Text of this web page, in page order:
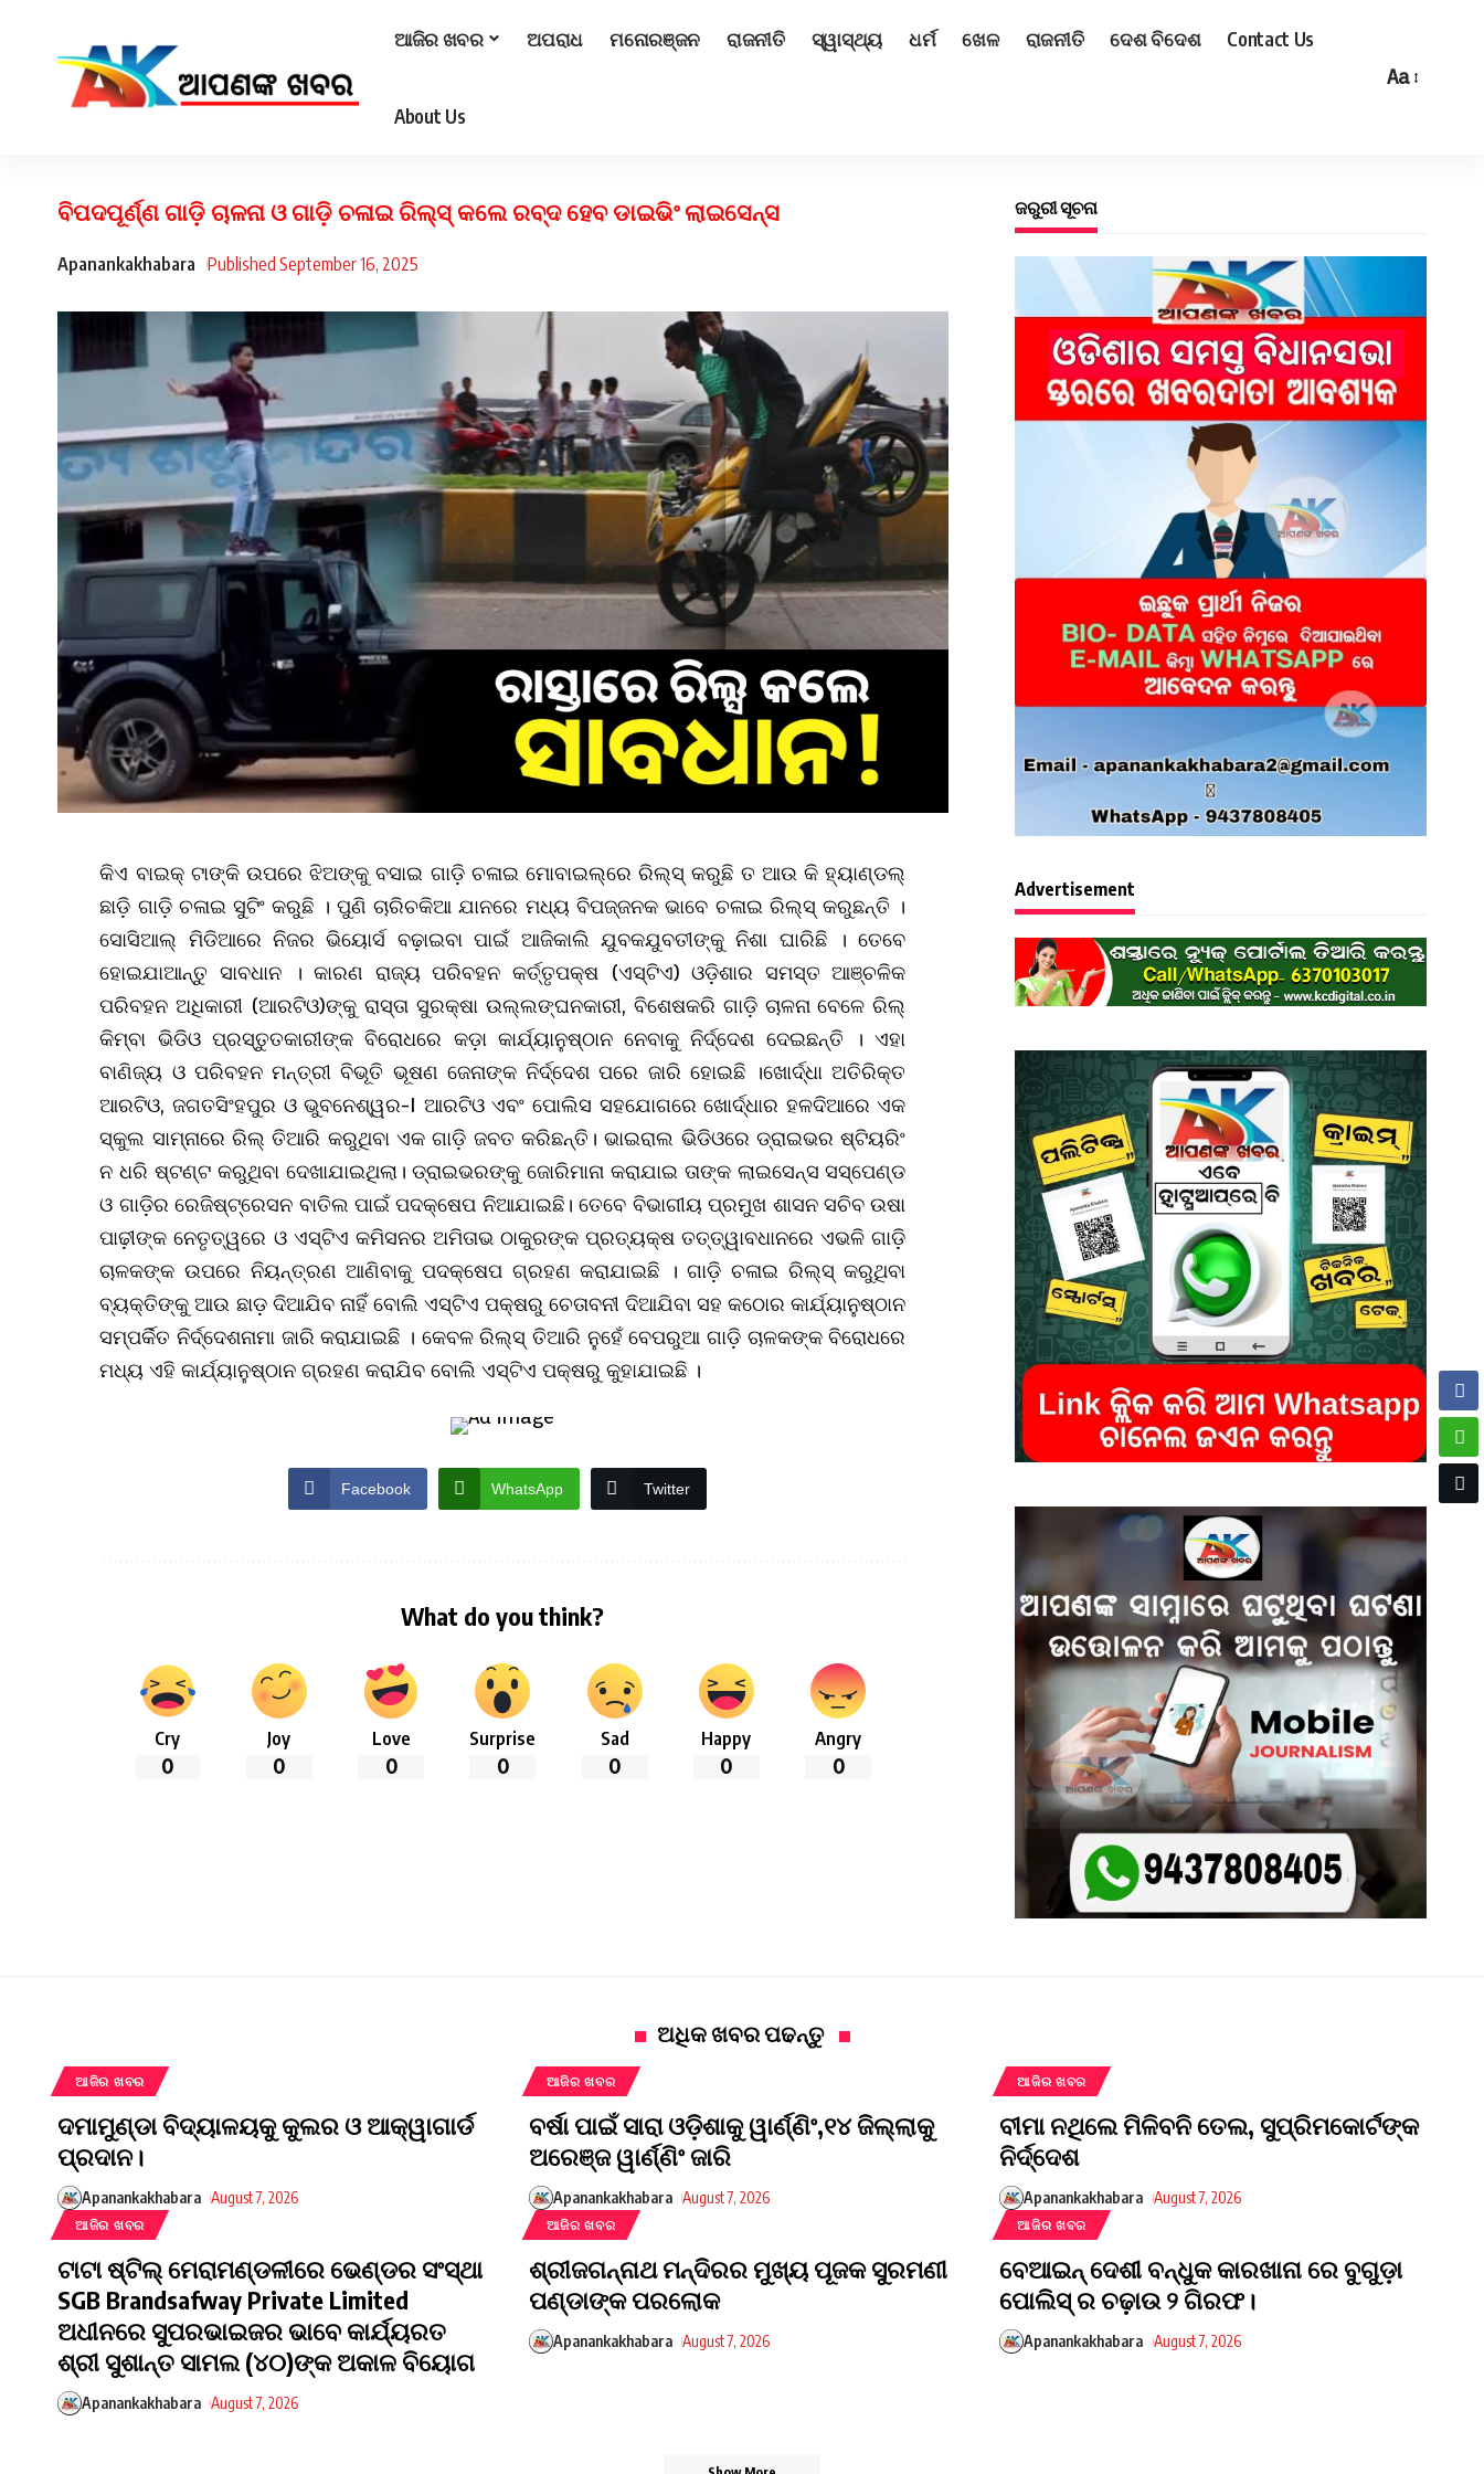
ଆଜିର ଖବର ଅପରାଧ ମନୋରଞ୍ଜନ ରାଜନୀତି ସ୍ୱାସ୍ଥ୍ୟ ଧର୍ମ ଖେଳ ରାଜନୀତି ଦେଶ ବିଦେଶ Contact Us
About Us
Aa
ବିପଦପୂର୍ଣ୍ଣ ଗାଡ଼ି ଚାଳନା ଓ ଗାଡ଼ି ଚଳାଇ ରିଲ୍‌ସ୍‌ କଲେ ରବ୍ଦ ହେବ ଡାଇଭିଂ ଲାଇସେନ୍ସ
Apanankakhabara Published September 16, 2025
କିଏ ବାଇକ୍‌ ଟାଙ୍କି ଉପରେ ଝିଅଙ୍କୁ ବସାଇ ଗାଡ଼ି ଚଳାଇ ମୋବାଇଲ୍‌ରେ ରିଲ୍‌ସ୍‌ କରୁଛି ତ ଆଉ କି ହ୍ୟାଣ୍ଡଲ୍‌
ଛାଡ଼ି ଗାଡ଼ି ଚଳାଇ ସୁଟିଂ କରୁଛି । ପୁଣି ଚାରିଚକିଆ ଯାନରେ ମଧ୍ୟ ବିପଜ୍ଜନକ ଭାବେ ଚଳାଇ ରିଲ୍‌ସ୍‌ କରୁଛନ୍ତି ।
ସୋସିଆଲ୍‌ ମିଡିଆରେ ନିଜର ଭିୟୋର୍ସ ବଢ଼ାଇବା ପାଇଁ ଆଜିକାଲି ଯୁବକଯୁବତୀଙ୍କୁ ନିଶା ଘାରିଛି । ତେବେ
ହୋଇଯାଆନ୍ତୁ ସାବଧାନ । କାରଣ ରାଜ୍ୟ ପରିବହନ କର୍ତ୍ତୃପକ୍ଷ (ଏସ୍‌ଟିଏ) ଓଡ଼ିଶାର ସମସ୍ତ ଆଞ୍ଚଳିକ
ପରିବହନ ଅଧିକାରୀ (ଆରଟିଓ)ଙ୍କୁ ରାସ୍ତା ସୁରକ୍ଷା ଉଲ୍ଲଙ୍ଘନକାରୀ, ବିଶେଷକରି ଗାଡ଼ି ଚାଳନା ବେଳେ ରିଲ୍‌
କିମ୍ବା ଭିଡିଓ ପ୍ରସ୍ତୁତକାରୀଙ୍କ ବିରୋଧରେ କଡ଼ା କାର୍ଯ୍ୟାନୁଷ୍ଠାନ ନେବାକୁ ନିର୍ଦ୍ଦେଶ ଦେଇଛନ୍ତି । ଏହା
ବାଣିଜ୍ୟ ଓ ପରିବହନ ମନ୍ତ୍ରୀ ବିଭୂତି ଭୂଷଣ ଜେନାଙ୍କ ନିର୍ଦ୍ଦେଶ ପରେ ଜାରି ହୋଇଛି ।ଖୋର୍ଦ୍ଧା ଅତିରିକ୍ତ
ଆରଟିଓ, ଜଗତସିଂହପୁର ଓ ଭୁବନେଶ୍ୱର-I ଆରଟିଓ ଏବଂ ପୋଲିସ ସହଯୋଗରେ ଖୋର୍ଦ୍ଧାର ହଳଦିଆରେ ଏକ
ସ୍କୁଲ ସାମ୍ନାରେ ରିଲ୍‌ ତିଆରି କରୁଥିବା ଏକ ଗାଡ଼ି ଜବତ କରିଛନ୍ତି। ଭାଇରାଲ ଭିଡିଓରେ ଡ୍ରାଇଭର ଷ୍ଟିୟରିଂ
ନ ଧରି ଷ୍ଟଣ୍ଟ କରୁଥିବା ଦେଖାଯାଇଥିଲା। ଡ୍ରାଇଭରଙ୍କୁ ଜୋରିମାନା କରାଯାଇ ତାଙ୍କ ଲାଇସେନ୍ସ ସସ୍ପେଣ୍ଡ
ଓ ଗାଡ଼ିର ରେଜିଷ୍ଟ୍ରେସନ ବାତିଲ ପାଇଁ ପଦକ୍ଷେପ ନିଆଯାଇଛି। ତେବେ ବିଭାଗୀୟ ପ୍ରମୁଖ ଶାସନ ସଚିବ ଉଷା
ପାଢ଼ୀଙ୍କ ନେତୃତ୍ୱରେ ଓ ଏସ୍‌ଟିଏ କମିସନର ଅମିତାଭ ଠାକୁରଙ୍କ ପ୍ରତ୍ୟକ୍ଷ ତତ୍ତ୍ୱାବଧାନରେ ଏଭଳି ଗାଡ଼ି
ଚାଳକଙ୍କ ଉପରେ ନିୟନ୍ତ୍ରଣ ଆଣିବାକୁ ପଦକ୍ଷେପ ଗ୍ରହଣ କରାଯାଇଛି । ଗାଡ଼ି ଚଳାଇ ରିଲ୍‌ସ୍‌ କରୁଥିବା
ବ୍ୟକ୍ତିଙ୍କୁ ଆଉ ଛାଡ଼ ଦିଆଯିବ ନାହିଁ ବୋଲି ଏସ୍‌ଟିଏ ପକ୍ଷରୁ ଚେତାବନୀ ଦିଆଯିବା ସହ କଠୋର କାର୍ଯ୍ୟାନୁଷ୍ଠାନ
ସମ୍ପର୍କିତ ନିର୍ଦ୍ଦେଶନାମା ଜାରି କରାଯାଇଛି । କେବଳ ରିଲ୍‌ସ୍‌ ତିଆରି ନୁହେଁ ବେପରୁଆ ଗାଡ଼ି ଚାଳକଙ୍କ ବିରୋଧରେ
ମଧ୍ୟ ଏହି କାର୍ଯ୍ୟାନୁଷ୍ଠାନ ଗ୍ରହଣ କରାଯିବ ବୋଲି ଏସ୍‌ଟିଏ ପକ୍ଷରୁ କୁହାଯାଇଛି ।
Facebook WhatsApp Twitter
What do you think?
Cry
0
Joy
0
Love
0
Surprise
0
Sad
0
Happy
0
Angry
0
ଜରୁରୀ ସୂଚନା
Advertisement
ଅଧିକ ଖବର ପଢନ୍ତୁ
ଆଜିର ଖବର
ଦମାମୁଣ୍ଡା ବିଦ୍ୟାଳୟକୁ କୁଲର ଓ ଆକ୍ୱାଗାର୍ଡ
ପ୍ରଦାନ।
Apanankakhabara August 7, 2026
ଆଜିର ଖବର
ବର୍ଷା ପାଇଁ ସାରା ଓଡ଼ିଶାକୁ ୱାର୍ଣ୍ଣିଂ,୧୪ ଜିଲ୍ଲାକୁ
ଅରେଞ୍ଜ ୱାର୍ଣ୍ଣିଂ ଜାରି
Apanankakhabara August 7, 2026
ଆଜିର ଖବର
ବୀମା ନଥିଲେ ମିଳିବନି ତେଲ, ସୁପ୍ରିମକୋର୍ଟଙ୍କ
ନିର୍ଦ୍ଦେଶ
Apanankakhabara August 7, 2026
ଆଜିର ଖବର
ଟାଟା ଷ୍ଟିଲ୍ ମେରାମଣ୍ଡଳୀରେ ଭେଣ୍ଡର ସଂସ୍ଥା
SGB Brandsafway Private Limited
ଅଧୀନରେ ସୁପରଭାଇଜର ଭାବେ କାର୍ଯ୍ୟରତ
ଶ୍ରୀ ସୁଶାନ୍ତ ସାମଲ (୪୦)ଙ୍କ ଅକାଳ ବିୟୋଗ
Apanankakhabara August 7, 2026
ଆଜିର ଖବର
ଶ୍ରୀଜଗନ୍ନାଥ ମନ୍ଦିରର ମୁଖ୍ୟ ପୂଜକ ସୁରମଣୀ
ପଣ୍ଡାଙ୍କ ପରଲୋକ
Apanankakhabara August 7, 2026
ଆଜିର ଖବର
ବେଆଇନ୍ ଦେଶୀ ବନ୍ଧୁକ କାରଖାନା ରେ ବୁଗୁଡ଼ା
ପୋଲିସ୍ ର ଚଢ଼ାଉ ୨ ଗିରଫ।
Apanankakhabara August 7, 2026